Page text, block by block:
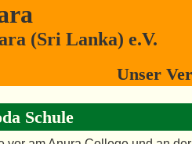
(Sri Lanka) e.V.
Unser
Schule